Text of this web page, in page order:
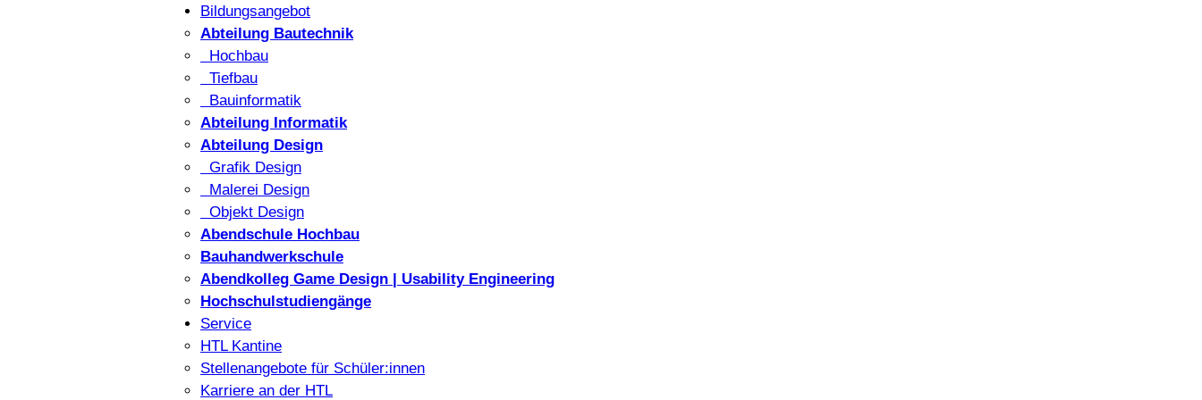
Bildungsangebot
Abteilung Bautechnik
Hochbau
Tiefbau
Bauinformatik
Abteilung Informatik
Abteilung Design
Grafik Design
Malerei Design
Objekt Design
Abendschule Hochbau
Bauhandwerkschule
Abendkolleg Game Design | Usability Engineering
Hochschulstudiengänge
Service
HTL Kantine
Stellenangebote für Schüler:innen
Karriere an der HTL